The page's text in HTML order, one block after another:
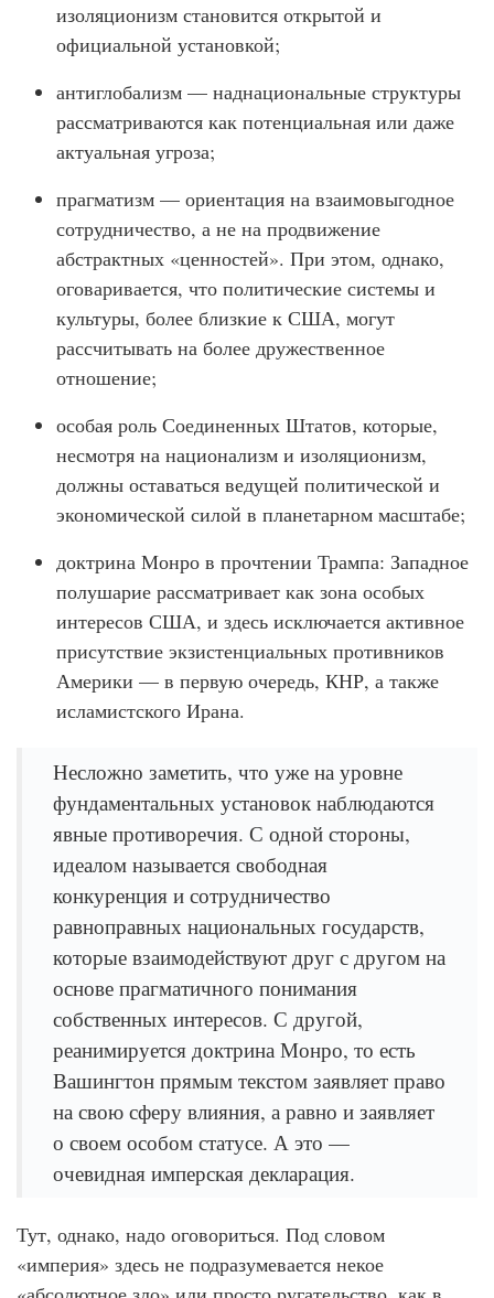
изоляционизм становится открытой и
официальной установкой;
антиглобализм — наднациональные структуры
рассматриваются как потенциальная или даже
актуальная угроза;
прагматизм — ориентация на взаимовыгодное
сотрудничество, а не на продвижение
абстрактных «ценностей». При этом, однако,
оговаривается, что политические системы и
культуры, более близкие к США, могут
рассчитывать на более дружественное
отношение;
особая роль Соединенных Штатов, которые,
несмотря на национализм и изоляционизм,
должны оставаться ведущей политической и
экономической силой в планетарном масштабе;
доктрина Монро в прочтении Трампа: Западное
полушарие рассматривает как зона особых
интересов США, и здесь исключается активное
присутствие экзистенциальных противников
Америки — в первую очередь, КНР, а также
исламистского Ирана.
Несложно заметить, что уже на уровне
фундаментальных установок наблюдаются
явные противоречия. С одной стороны,
идеалом называется свободная
конкуренция и сотрудничество
равноправных национальных государств,
которые взаимодействуют друг с другом на
основе прагматичного понимания
собственных интересов. С другой,
реанимируется доктрина Монро, то есть
Вашингтон прямым текстом заявляет право
на свою сферу влияния, а равно и заявляет
о своем особом статусе. А это —
очевидная имперская декларация.
Тут, однако, надо оговориться. Под словом
«империя» здесь не подразумевается некое